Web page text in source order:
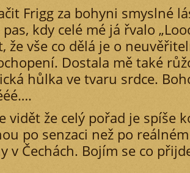
Frigg za bohyni smyslné
kdy celé mé já řvalo
že vše co dělá je o
Dostala mě také
hůlka ve tvaru srdce.
vidět že celý pořad je spíše
po senzaci než po
v Čechách. Bojím se co